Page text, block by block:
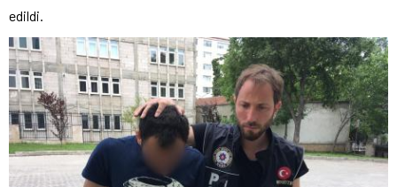
edildi.